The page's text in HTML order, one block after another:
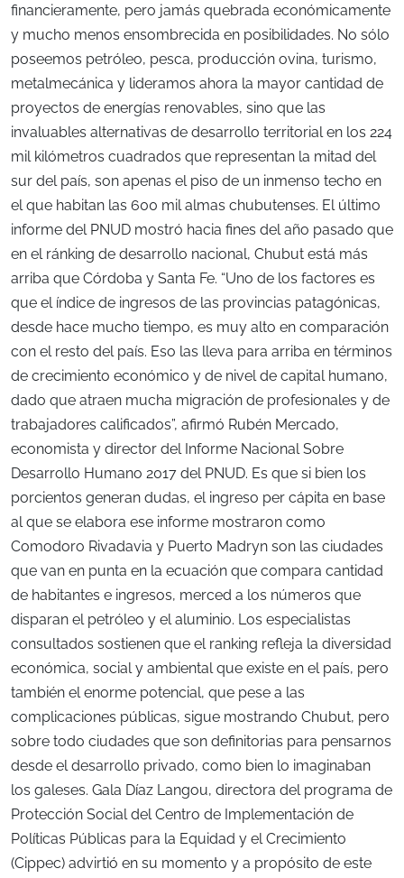
financieramente, pero jamás quebrada económicamente
y mucho menos ensombrecida en posibilidades. No sólo
poseemos petróleo, pesca, producción ovina, turismo,
metalmecánica y lideramos ahora la mayor cantidad de
proyectos de energías renovables, sino que las
invaluables alternativas de desarrollo territorial en los 224
mil kilómetros cuadrados que representan la mitad del
sur del país, son apenas el piso de un inmenso techo en
el que habitan las 600 mil almas chubutenses. El último
informe del PNUD mostró hacia fines del año pasado que
en el ránking de desarrollo nacional, Chubut está más
arriba que Córdoba y Santa Fe. “Uno de los factores es
que el índice de ingresos de las provincias patagónicas,
desde hace mucho tiempo, es muy alto en comparación
con el resto del país. Eso las lleva para arriba en términos
de crecimiento económico y de nivel de capital humano,
dado que atraen mucha migración de profesionales y de
trabajadores calificados”, afirmó Rubén Mercado,
economista y director del Informe Nacional Sobre
Desarrollo Humano 2017 del PNUD. Es que si bien los
porcientos generan dudas, el ingreso per cápita en base
al que se elabora ese informe mostraron como
Comodoro Rivadavia y Puerto Madryn son las ciudades
que van en punta en la ecuación que compara cantidad
de habitantes e ingresos, merced a los números que
disparan el petróleo y el aluminio. Los especialistas
consultados sostienen que el ranking refleja la diversidad
económica, social y ambiental que existe en el país, pero
también el enorme potencial, que pese a las
complicaciones públicas, sigue mostrando Chubut, pero
sobre todo ciudades que son definitorias para pensarnos
desde el desarrollo privado, como bien lo imaginaban
los galeses. Gala Díaz Langou, directora del programa de
Protección Social del Centro de Implementación de
Políticas Públicas para la Equidad y el Crecimiento
(Cippec) advirtió en su momento y a propósito de este